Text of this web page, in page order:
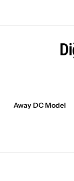
Away DC Model